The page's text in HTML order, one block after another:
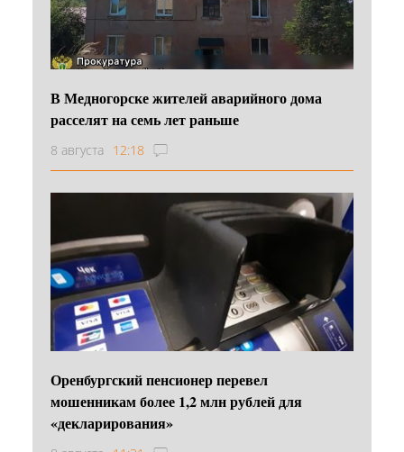
В Медногорске жителей аварийного дома
расселят на семь лет раньше
8 августа 12:18
Оренбургский пенсионер перевел
мошенникам более 1,2 млн рублей для
«декларирования»